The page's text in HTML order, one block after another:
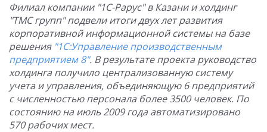
Филиал компании "1С-Рарус" в Казани и холдинг
"ТМС групп" подвели итоги двух лет развития
корпоративной информационной системы на базе
решения "1С:Управление производственным
предприятием 8". В результате проекта руководство
холдинга получило централизованную систему
учета и управления, объединяющую 6 предприятий
с численностью персонала более 3500 человек. По
состоянию на июль 2009 года автоматизировано
570 рабочих мест.